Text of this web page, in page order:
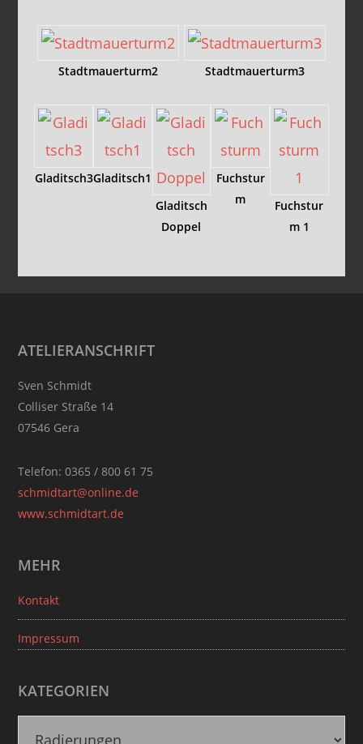
Stadtmauerturm2 Stadtmauerturm3
Gladitsch3Gladitsch1
Gladitsch
Doppel
Fuchstur
m
Fuchstur
m 1
Footer
ATELIERANSCHRIFT
Sven Schmidt
Colliser Straße 14
07546 Gera
Telefon: 0365 / 800 61 75
schmidtart@online.de
www.schmidtart.de
MEHR
Kontakt
Impressum
KATEGORIEN